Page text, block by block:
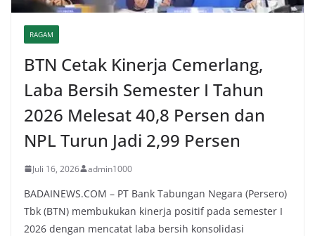
RAGAM
BTN Cetak Kinerja Cemerlang,
Laba Bersih Semester I Tahun
2026 Melesat 40,8 Persen dan
NPL Turun Jadi 2,99 Persen
Juli 16, 2026 admin1000
BADAINEWS.COM – PT Bank Tabungan Negara (Persero)
Tbk (BTN) membukukan kinerja positif pada semester I
2026 dengan mencatat laba bersih konsolidasi